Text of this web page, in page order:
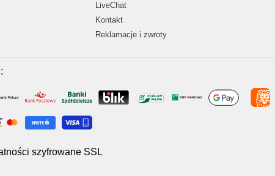
LiveChat
Kontakt
Reklamacje i zwroty
szyfrowane SSL